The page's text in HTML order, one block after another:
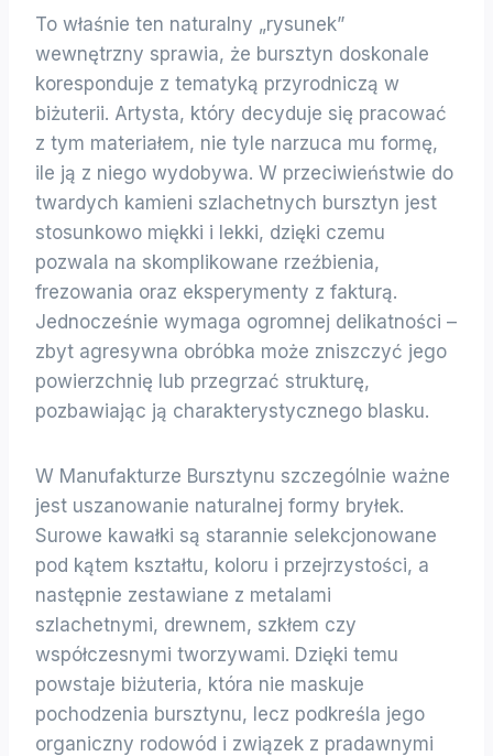
To właśnie ten naturalny „rysunek”
wewnętrzny sprawia, że bursztyn doskonale
koresponduje z tematyką przyrodniczą w
biżuterii. Artysta, który decyduje się pracować
z tym materiałem, nie tyle narzuca mu formę,
ile ją z niego wydobywa. W przeciwieństwie do
twardych kamieni szlachetnych bursztyn jest
stosunkowo miękki i lekki, dzięki czemu
pozwala na skomplikowane rzeźbienia,
frezowania oraz eksperymenty z fakturą.
Jednocześnie wymaga ogromnej delikatności –
zbyt agresywna obróbka może zniszczyć jego
powierzchnię lub przegrzać strukturę,
pozbawiając ją charakterystycznego blasku.
W Manufakturze Bursztynu szczególnie ważne
jest uszanowanie naturalnej formy bryłek.
Surowe kawałki są starannie selekcjonowane
pod kątem kształtu, koloru i przejrzystości, a
następnie zestawiane z metalami
szlachetnymi, drewnem, szkłem czy
współczesnymi tworzywami. Dzięki temu
powstaje biżuteria, która nie maskuje
pochodzenia bursztynu, lecz podkreśla jego
organiczny rodowód i związek z pradawnymi